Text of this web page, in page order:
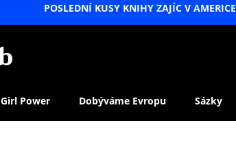
POSLEDNÍ KUSY KNIHY ZAJÍC V AMERICE
Girl Power Dobýváme Evropu Sázky